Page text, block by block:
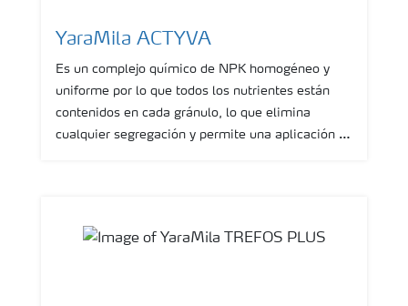
YaraMila ACTYVA
Es un complejo químico de NPK homogéneo y
uniforme por lo que todos los nutrientes están
contenidos en cada gránulo, lo que elimina
cualquier segregación y permite una aplicación y